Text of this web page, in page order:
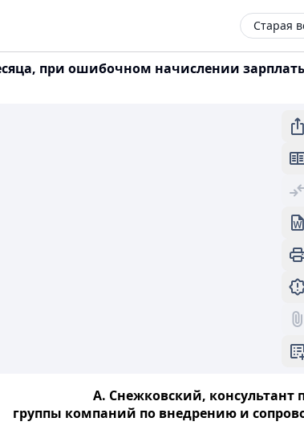
Старая
при ошибочном начислении
А. Снежковский, консультант
группы компаний по внедрению и